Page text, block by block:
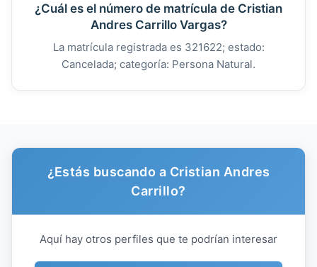
¿Cuál es el número de matrícula de Cristian
Andres Carrillo Vargas?
La matrícula registrada es 321622; estado:
Cancelada; categoría: Persona Natural.
¿Estás buscando a Cristian Andres
Carrillo?
Aquí hay otros perfiles que te podrían interesar